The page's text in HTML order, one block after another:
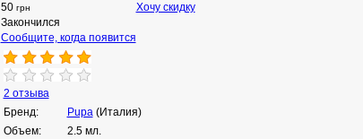
Хочу скидку
50 грн
Закончился
Сообщите, когда появится
2 отзыва
Бренд:
Pupa(Италия)
Объем:
2.5 мл.